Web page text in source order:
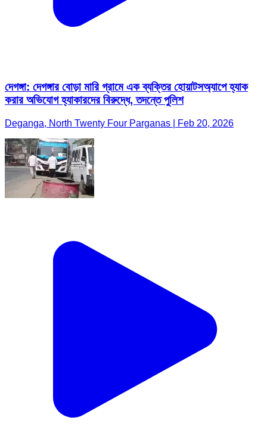
দেগঙ্গা: দেগঙ্গার বোড়া মারি গ্রামে এক ব্যক্তির হোয়াটসঅ্যাপে হ্যাক
করার অভিযোগ হ্যাকারদের বিরুদ্ধে, তদন্তে পুলিশ
Deganga, North Twenty Four Parganas | Feb 20, 2026